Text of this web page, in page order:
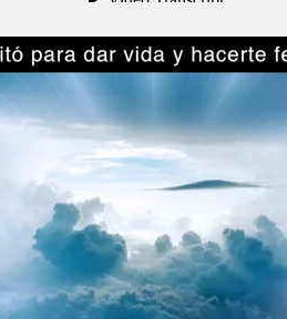
Artículos | Sin comentarios